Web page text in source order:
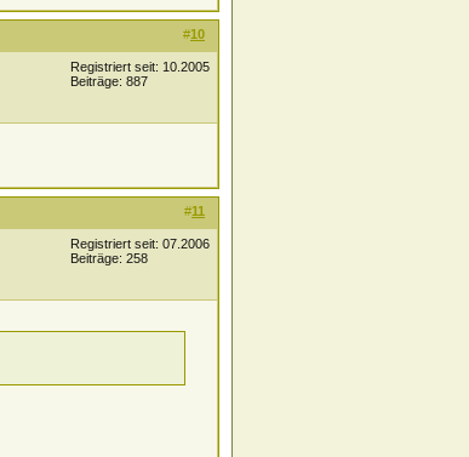
#10
Registriert seit: 10.2005
Beiträge: 887
#11
Registriert seit: 07.2006
Beiträge: 258